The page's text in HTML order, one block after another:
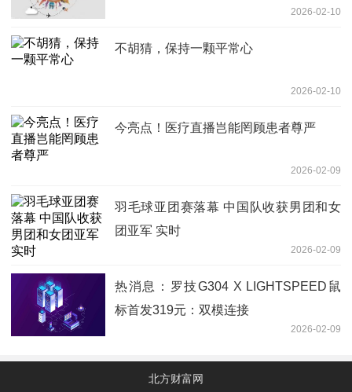
2026-02-10
不胡猜，保持一颗平常心
2026-02-10
今亮点！医疗直播岂能罔顾患者尊严
2026-02-09
羽毛球亚团赛落幕 中国队收获男团和女
团亚军 实时
2026-02-09
热消息：罗技G304 X LIGHTSPEED鼠
标首发319元：双模连接
2026-02-09
北方财富网